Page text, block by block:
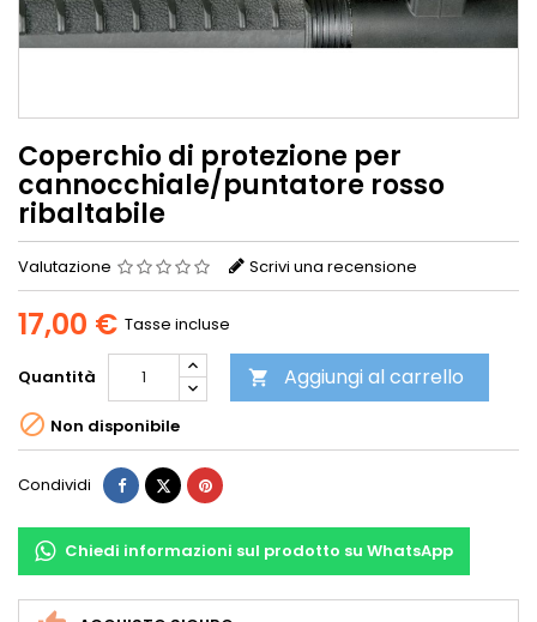
Coperchio di protezione per
cannocchiale/puntatore rosso
ribaltabile
Valutazione Scrivi una recensione
17,00 € Tasse incluse
Quantità  Aggiungi al carrello
 Non disponibile
Condividi CondividiTwittaPinterest
Chiedi informazioni sul prodotto su WhatsApp